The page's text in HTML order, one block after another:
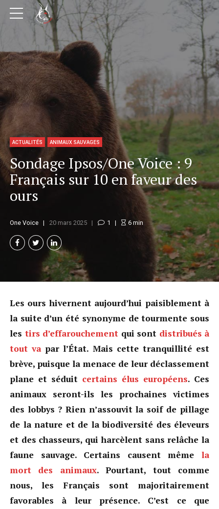
ACTUALITÉS ANIMAUX SAUVAGES
Sondage Ipsos/One Voice : 9
Français sur 10 en faveur des
ours
One Voice 20 mars 2025 1 6min
Les ours hivernent aujourd’hui paisiblement à
la suite d’un été synonyme de tourmente sous
les tirs d’effarouchement qui sont distribués à
tout va par l’État. Mais cette tranquillité est
brève, puisque la menace de leur déclassement
plane et séduit certains élus européens. Ces
animaux seront-ils les prochaines victimes
des lobbys ? Rien n’assouvit la soif de pillage
de la nature et de la biodiversité des éleveurs
et des chasseurs, qui harcèlent sans relâche la
faune sauvage. Certains causent même la
mort des animaux. Pourtant, tout comme
nous, les Français sont majoritairement
favorables à leur présence. C’est ce que